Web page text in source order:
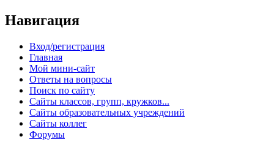
Навигация
Вход/регистрация
Главная
Мой мини-сайт
Ответы на вопросы
Поиск по сайту
Сайты классов, групп, кружков...
Сайты образовательных учреждений
Сайты коллег
Форумы